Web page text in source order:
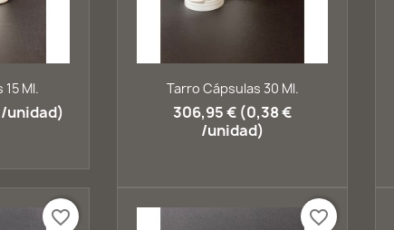
Ml.
/unidad)
Vista rápida
Tarro Cápsulas 30 Ml.
306,95 € (0,38 €
/unidad)
favorite_border favorite_border